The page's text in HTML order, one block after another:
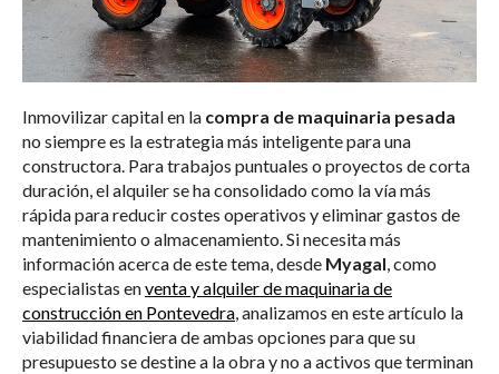
Inmovilizar capital en la compra de maquinaria pesada
no siempre es la estrategia más inteligente para una
constructora. Para trabajos puntuales o proyectos de corta
duración, el alquiler se ha consolidado como la vía más
rápida para reducir costes operativos y eliminar gastos de
mantenimiento o almacenamiento. Si necesita más
información acerca de este tema, desde Myagal, como
especialistas enventa y alquiler de maquinaria de
construcción en Pontevedra, analizamos en este artículo la
viabilidad financiera de ambas opciones para que su
presupuesto se destine a la obra y no a activos que terminan